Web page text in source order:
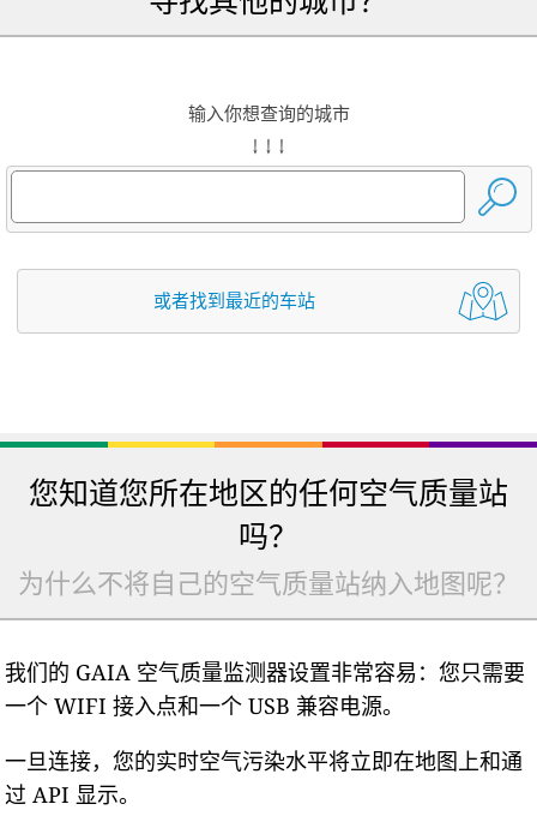
输入你想查询的城市
↓ ↓ ↓
或者找到最近的车站
您知道您所在地区的任何空气质量站
吗？
为什么不将自己的空气质量站纳入地图呢？
我们的 GAIA 空气质量监测器设置非常容易：您只需要
一个 WIFI 接入点和一个 USB 兼容电源。
一旦连接，您的实时空气污染水平将立即在地图上和通
过 API 显示。